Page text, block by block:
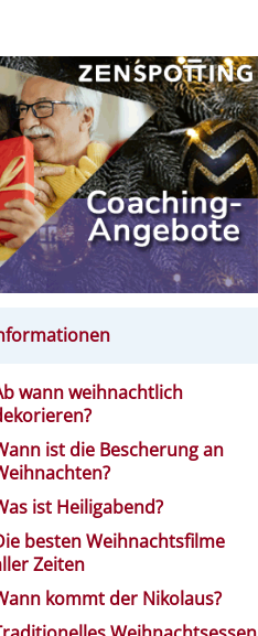
wann weihnachtlich
ist die Bescherung an
ist Heiligabend?
besten Weihnachtsfilme
Zeiten
kommt der Nikolaus?